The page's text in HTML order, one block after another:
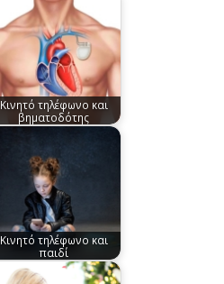
Κινητό τηλέφωνο και
βηματοδότης
Κινητό τηλέφωνο και
παιδί